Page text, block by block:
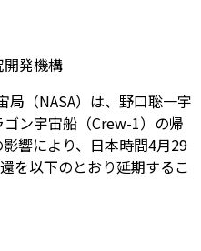
発機構
（NASA）は、野口聡一宇
ン宇宙船（Crew-1）の帰
響により、日本時間4月29
を以下のとおり延期するこ